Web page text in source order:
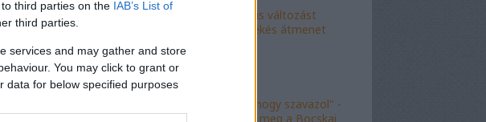
third parties on the IAB’s List of
third parties.
services and may gather and store
You may click to grant or
data for below specified purposes
"Kokó radikális változást
akart, én a békés átmenet
"Köszönöm, hogy szavazol" -
molinó jelent meg a Bocskai